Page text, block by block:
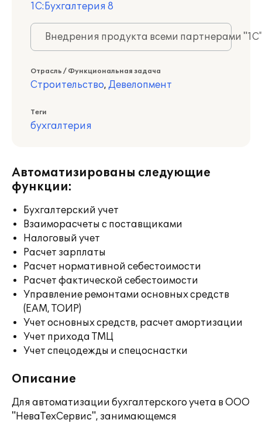
1С:Бухгалтерия 8
Внедрения продукта всеми партнерами
Отрасль / Функциональная задача
Строительство, Девелопмент
Теги
бухгалтерия
Автоматизированы следующие
функции:
Бухгалтерский учет
Взаиморасчеты с поставщиками
Налоговый учет
Расчет зарплаты
Расчет нормативной себестоимости
Расчет фактической себестоимости
Управление ремонтами основных средств
(EAM, ТОИР)
Учет основных средств, расчет амортизации
Учет прихода ТМЦ
Учет спецодежды и спецоснастки
Описание
Для автоматизации бухгалтерского учета в ООО
"НеваТехСервис", занимающемся